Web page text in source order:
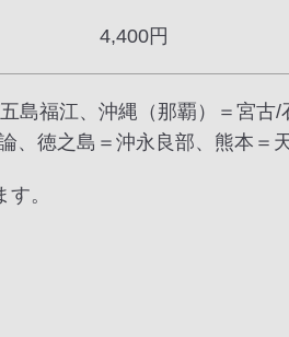
4,400円
島福江、沖縄（那覇）＝宮古/
、徳之島＝沖永良部、熊本＝
。